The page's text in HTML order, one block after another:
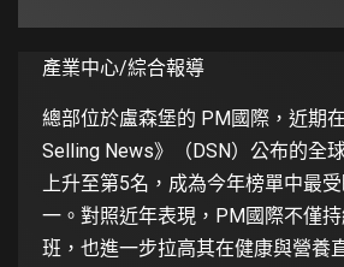
產業中心/綜合報導
總部位於盧森堡的 PM國際 ，近期
Selling News》（DSN）公布的全
上升至第5名，成為今年榜單中最
一。對照近年表現，PM國際不僅
班，也進一步拉高其在健康與營養